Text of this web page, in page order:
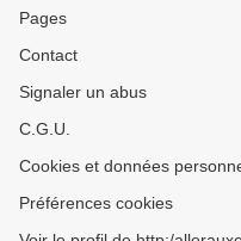
Pages
Contact
Signaler un abus
C.G.U.
Cookies et données
Préférences cookies